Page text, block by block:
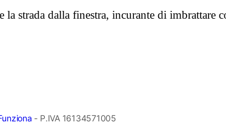
la strada dalla finestra, incurante di
- P.IVA 16134571005